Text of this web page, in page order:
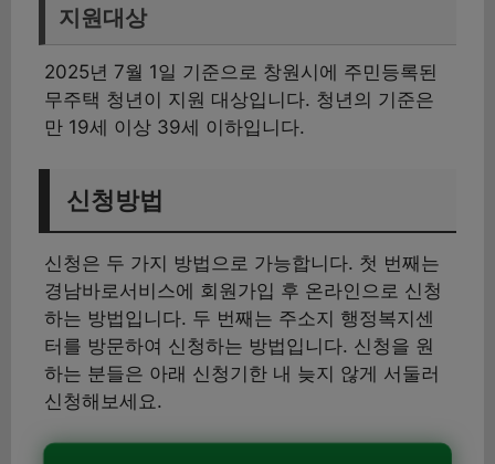
지원대상
2025년 7월 1일 기준으로 창원시에 주민등록된
무주택 청년이 지원 대상입니다. 청년의 기준은
만 19세 이상 39세 이하입니다.
신청방법
신청은 두 가지 방법으로 가능합니다. 첫 번째는
경남바로서비스에 회원가입 후 온라인으로 신청
하는 방법입니다. 두 번째는 주소지 행정복지센
터를 방문하여 신청하는 방법입니다. 신청을 원
하는 분들은 아래 신청기한 내 늦지 않게 서둘러
신청해보세요.